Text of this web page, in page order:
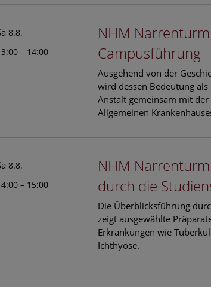
8.8.
– 14:00
NHM
Campusführung
Ausgehend von der
wird dessen Bedeutung
Anstalt gemeinsam mit der
Allgemeinen
8.8.
– 15:00
NHM
durch die
Die Überblicksführung
zeigt ausgewählte
Erkrankungen wie
Ichthyose.